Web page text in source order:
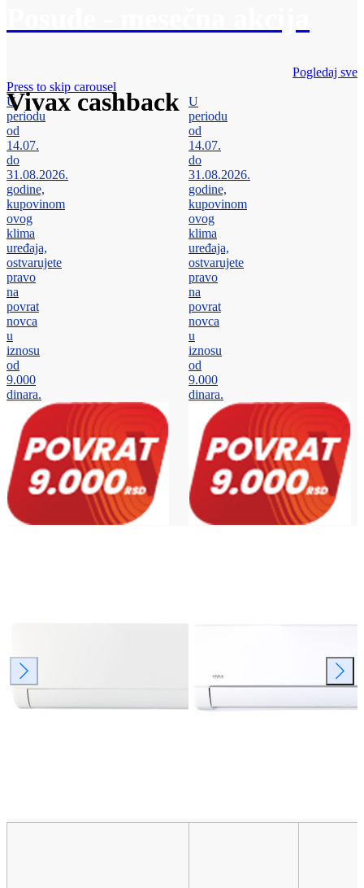
Vivax cashback
Pogledaj sve
Press to skip carousel
U
periodu
od
14.07.
do
31.08.2026.
godine,
kupovinom
ovog
klima
uređaja,
ostvarujete
pravo
na
povrat
novca
u
iznosu
od
9.000
dinara.
U
periodu
od
14.07.
do
31.08.2026.
godine,
kupovinom
ovog
klima
uređaja,
ostvarujete
pravo
na
povrat
novca
u
iznosu
od
9.000
dinara.